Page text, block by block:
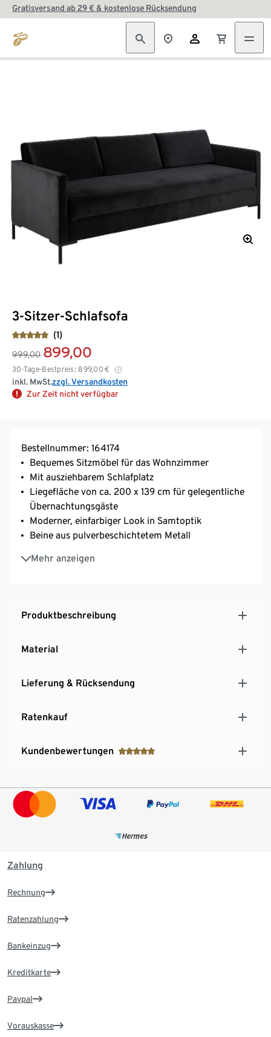
Gratisversand ab 29 € & kostenlose Rücksendung
3-Sitzer-Schlafsofa
(1)
999,00 899,00
30-Tage-Bestpreis: 899,00 €
inkl. MwSt.zzgl. Versandkosten
Zur Zeit nicht verfügbar
Bestellnummer: 164174
Bequemes Sitzmöbel für das Wohnzimmer
Mit ausziehbarem Schlafplatz
Liegefläche von ca. 200 x 139 cm für gelegentliche
Übernachtungsgäste
Moderner, einfarbiger Look in Samtoptik
Beine aus pulverbeschichtetem Metall
Mehr anzeigen
Hochwertiger Samtbezug – hält mind. 25.000
Scheuertouren stand
Produktbeschreibung
Material
Lieferung & Rücksendung
Ratenkauf
Kundenbewertungen
Zahlung
Rechnung
Ratenzahlung
Bankeinzug
Kreditkarte
Paypal
Vorauskasse